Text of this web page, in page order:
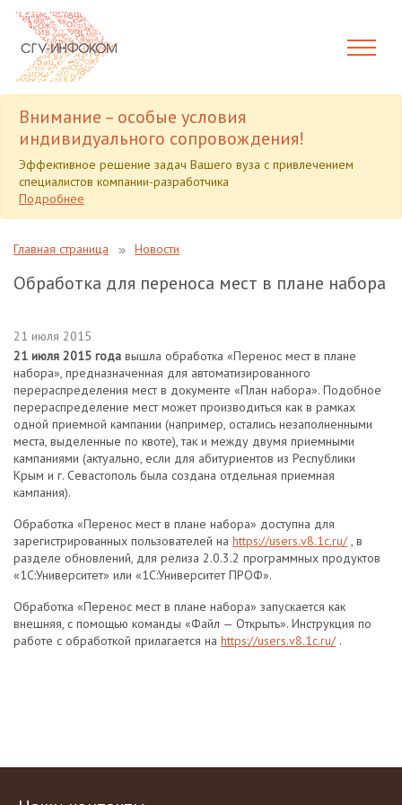
Внимание – особые условия
индивидуального сопровождения!
Эффективное решение задач Вашего вуза с привлечением
специалистов компании-разработчика
Подробнее
Главная страница Новости
Обработка для переноса мест в плане набора
21 июля 2015
21 июля 2015 года вышла обработка «Перенос мест в плане
набора», предназначенная для автоматизированного
перераспределения мест в документе «План набора». Подобное
перераспределение мест может производиться как в рамках
одной приемной кампании (например, остались незаполненными
места, выделенные по квоте), так и между двумя приемными
кампаниями (актуально, если для абитуриентов из Республики
Крым и г. Севастополь была создана отдельная приемная
кампания).
Обработка «Перенос мест в плане набора» доступна для
зарегистрированных пользователей на https://users.v8.1c.ru/, в
разделе обновлений, для релиза 2.0.3.2 программных продуктов
«1С:Университет» или «1С:Университет ПРОФ».
Обработка «Перенос мест в плане набора» запускается как
внешняя, с помощью команды «Файл — Открыть». Инструкция по
работе с обработкой прилагается на https://users.v8.1c.ru/.